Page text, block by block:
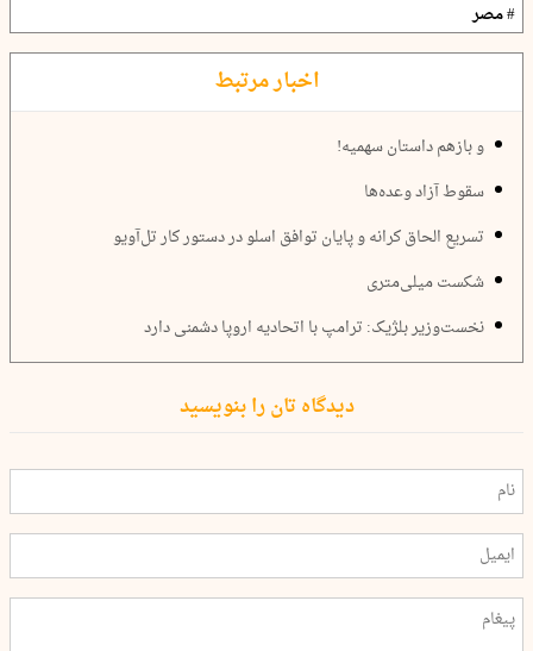
# مصر
اخبار مرتبط
و بازهم داستان سهمیه!
سقوط آزاد وعده‌ها
تسریع الحاق کرانه و پایان توافق اسلو در دستور کار تل‌آویو
شکست میلی‌متری
نخست‌وزیر بلژیک: ترامپ با اتحادیه اروپا دشمنی دارد
دیدگاه تان را بنویسید